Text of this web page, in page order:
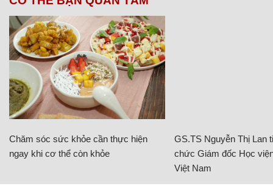
Chăm sóc sức khỏe cần thực hiện
ngay khi cơ thể còn khỏe
GS.TS Nguyễn Thị Lan
chức Giám đốc Học
Việt Nam